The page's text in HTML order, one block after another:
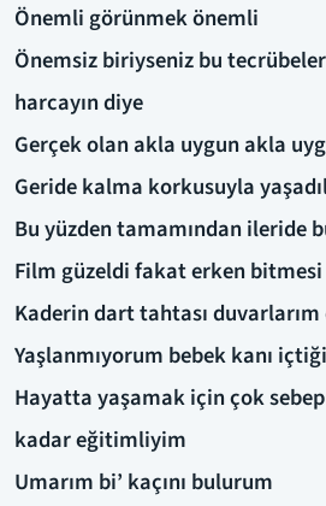
Önemli görünmek önemli
Önemsiz biriyseniz bu
harcayın diye
Gerçek olan akla uygun akla
Geride kalma korkusuyla
Bu yüzden tamamından ileride
Film güzeldi fakat erken
Kaderin dart tahtası
Yaşlanmıyorum bebek kanı
Hayatta yaşamak için çok
kadar eğitimliyim
Umarım bi’ kaçını bulurum